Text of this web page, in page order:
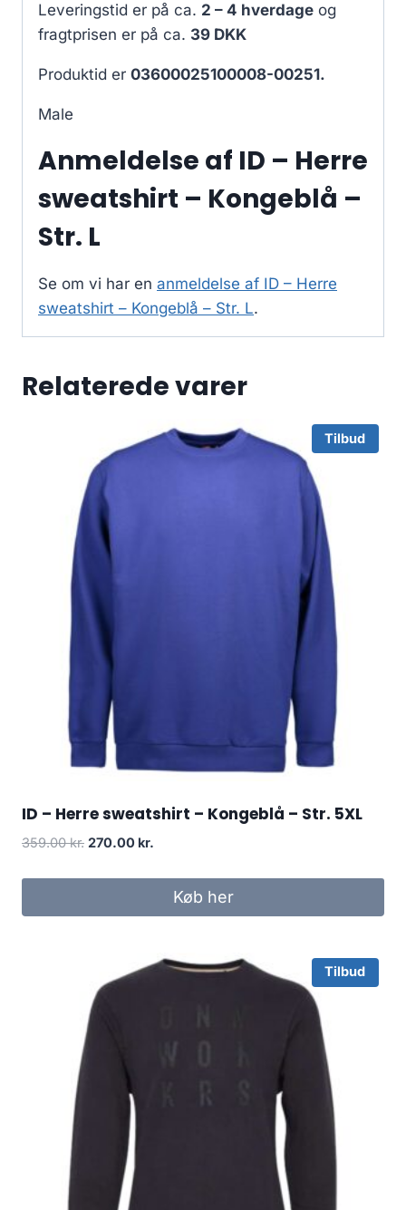
Leveringstid er på ca. 2 – 4 hverdage og
fragtprisen er på ca. 39 DKK
Produktid er 03600025100008-00251.
Male
Anmeldelse af ID – Herre
sweatshirt – Kongeblå –
Str. L
Se om vi har en anmeldelse af ID – Herre
sweatshirt – Kongeblå – Str. L.
Relaterede varer
Tilbud
ID – Herre sweatshirt – Kongeblå – Str. 5XL
359.00kr. Original
was:
270.00 kr.
is:
270.00 kr..
Køb her
Tilbud